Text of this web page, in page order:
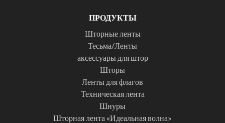
ПРОДУКТЫ
Шторные ленты
Тесьма/Ленты
аксессуары для штор
Шторы
Ленты для флагов
Техническая лента
Шнуры
Шторная лента «Идеальная волна»